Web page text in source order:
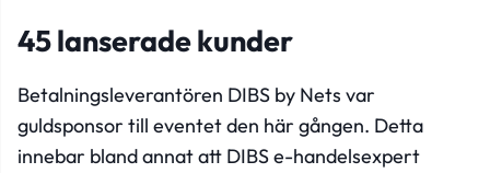
45 lanserade kunder
Betalningsleverantören DIBS by Nets var
guldsponsor till eventet den här gången. Detta
innebar bland annat att DIBS e-handelsexpert